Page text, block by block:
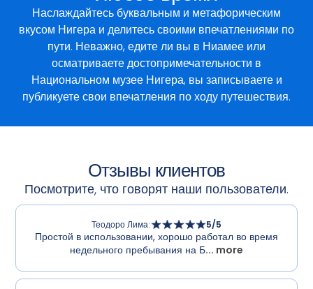
Наслаждайтесь буквальным и метафорическим
вкусом Нигера и делитесь своими впечатлениями по
пути. Неважно, едите ли вы в Ниамее или
осматриваете достопримечательности в
Национальном музее Нигера, вы записываете и
публикуете свои впечатления по ходу путешествия.
Отзывы клиентов
Посмотрите, что говорят наши пользователи.
Теодоро Лима: 5/5
Простой в использовании, хорошо работал во время
недельного пребывания на Б... more